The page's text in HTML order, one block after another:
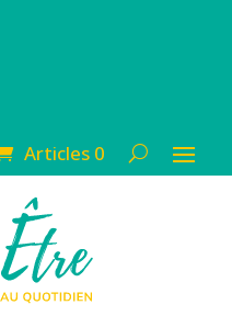
Articles 0